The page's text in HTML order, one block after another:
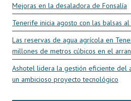
Mejoras en la desaladora de Fonsalía
Tenerife inicia agosto con las balsas
Las reservas de agua agrícola en
millones de metros cúbicos en el
Ashotel lidera la gestión eficiente del
un ambicioso proyecto tecnológico